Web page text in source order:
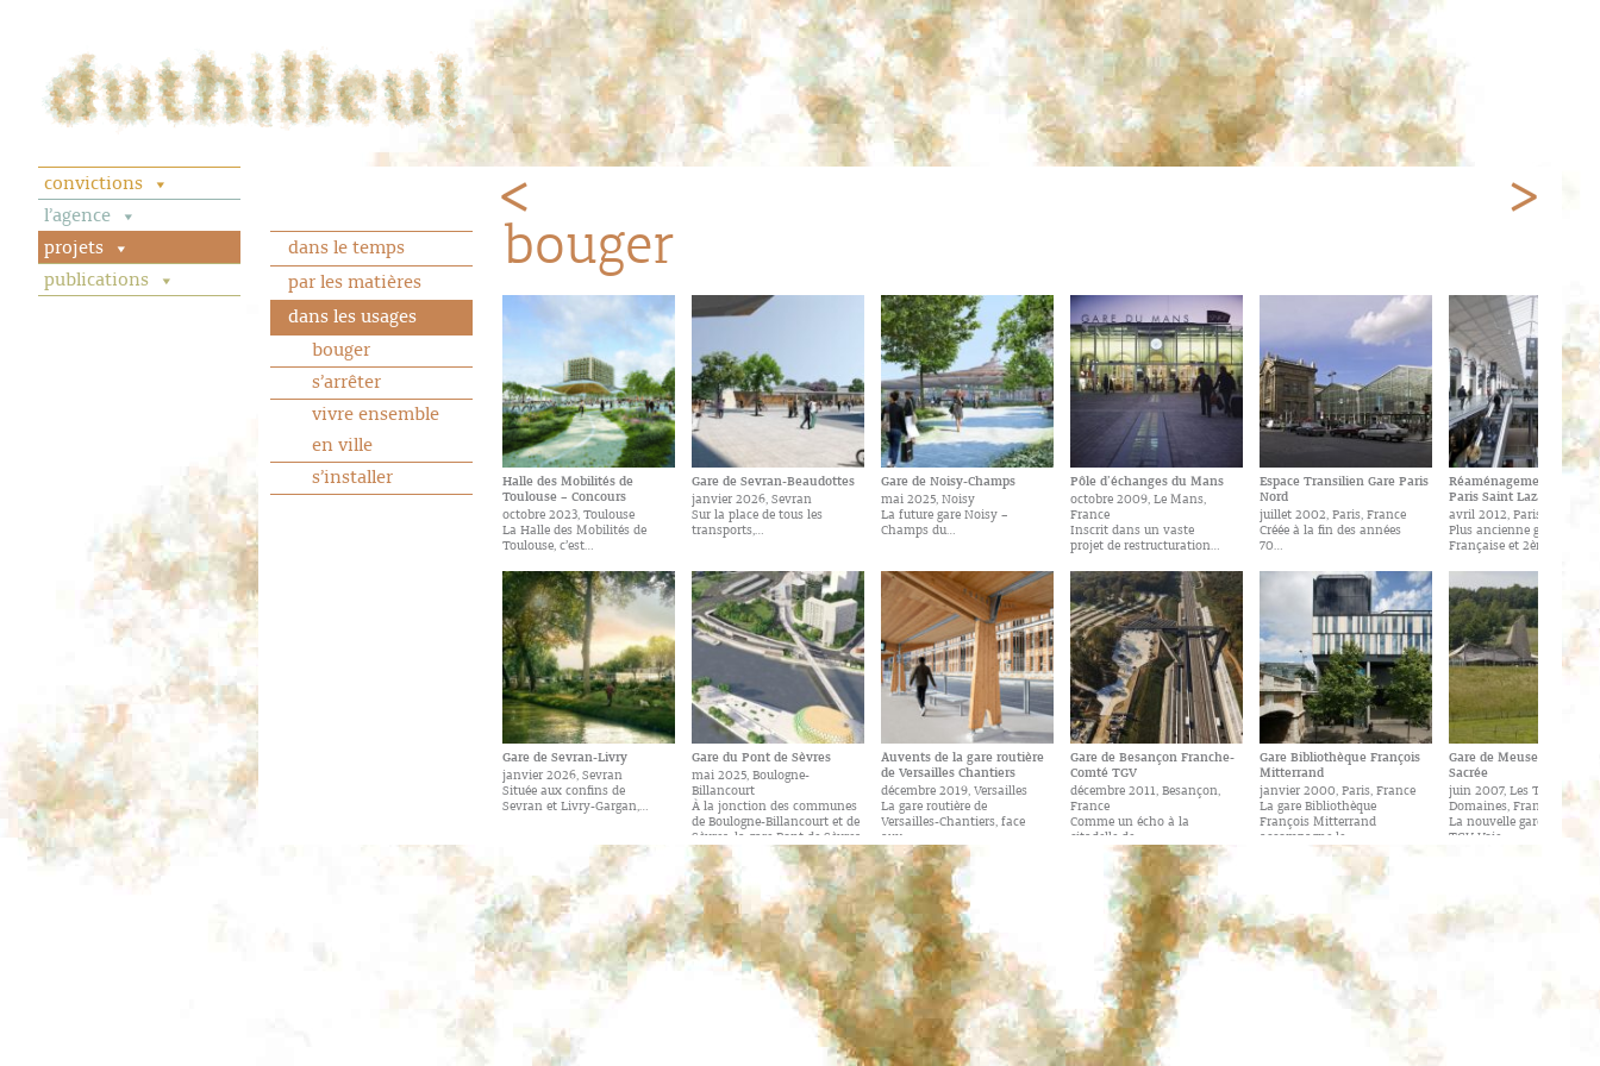
convictions
l’agence
projets
dans le temps
par les matières
dans les usages
bouger
s’arrêter
vivre ensemble
en ville
s’installer
publications
bouger
Halle des Mobilités de
Toulouse – Concours
octobre 2023, Toulouse
La Halle des Mobilités de
Toulouse, c’est…
Gare de Sevran-Livry
janvier 2026, Sevran
Située aux confins de
Sevran et Livry-Gargan,…
Gare de Sevran-Beaudottes
janvier 2026, Sevran
Sur la place de tous les
transports,…
Gare du Pont de Sèvres
mai 2025, Boulogne-
Billancourt
À la jonction des communes
de Boulogne-Billancourt et de
Sèvres, la gare Pont de Sèvres
s’insère sous le quai Georges
Gorse
Gare de Noisy-Champs
mai 2025, Noisy
La future gare Noisy –
Champs du…
Auvents de la gare routière
de Versailles Chantiers
décembre 2019, Versailles
La gare routière de
Versailles-Chantiers, face
aux…
Pôle d’échanges du Mans
octobre 2009, Le Mans,
France
Inscrit dans un vaste
projet de restructuration…
Gare de Besançon Franche-
Comté TGV
décembre 2011, Besançon,
France
Comme un écho à la
citadelle de…
Espace Transilien Gare Paris
Nord
juillet 2002, Paris, France
Créée à la fin des années
70…
Gare Bibliothèque François
Mitterrand
janvier 2000, Paris, France
La gare Bibliothèque
François Mitterrand
accompagne le…
Réaménagement de la
Paris Saint Lazare
avril 2012, Paris, France
Plus ancienne gare
Française et 2ème gare…
Gare de Meuse TGV –
Sacrée
juin 2007, Les Trois-
Domaines, France
La nouvelle gare de Meuse
TGV Voie…
s’installer